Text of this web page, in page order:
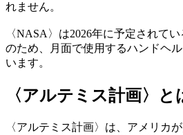
れません。
〈NASA〉は2026年に予定されて
のため、月面で使用するハンドヘ
います。
〈アルテミス計画〉と
〈アルテミス計画〉は、アメリカ